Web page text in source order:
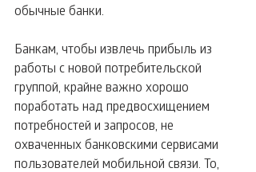
обычные банки.
Банкам, чтобы извлечь прибыль из
работы с новой потребительской
группой, крайне важно хорошо
поработать над предвосхищением
потребностей и запросов, не
охваченных банковскими сервисами
пользователей мобильной связи. То,